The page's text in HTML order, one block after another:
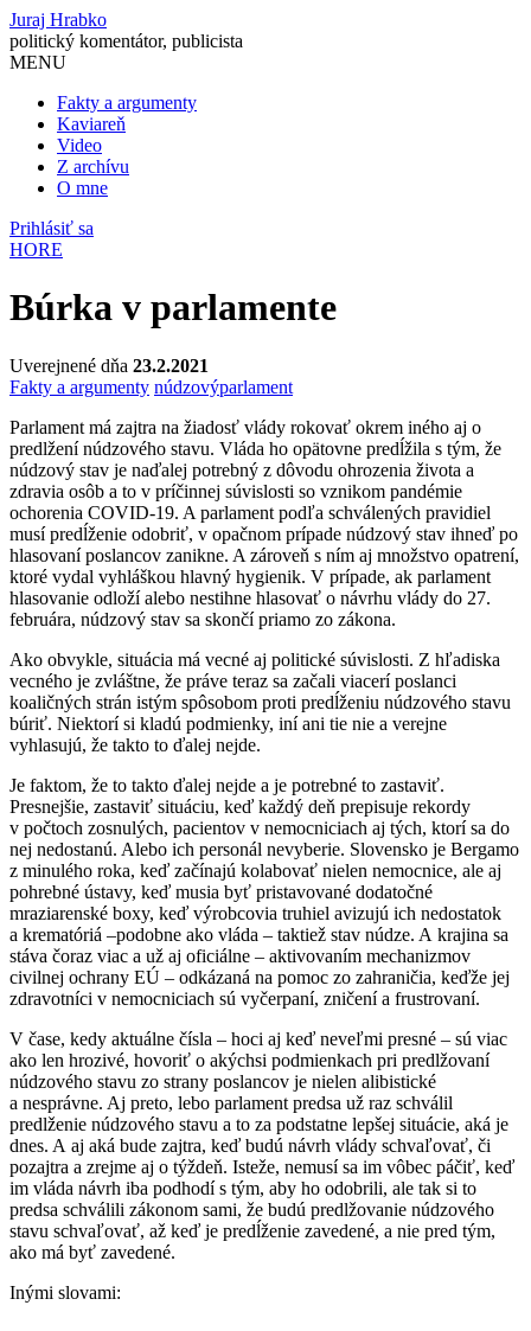
Juraj Hrabko
politický komentátor, publicista
MENU
Fakty a argumenty
Kaviareň
Video
Z archívu
O mne
Prihlásiť sa
HORE
Búrka v parlamente
Uverejnené dňa 23.2.2021
Fakty a argumenty núdzovýparlament
Parlament má zajtra na žiadosť vlády rokovať okrem iného aj o
predlžení núdzového stavu. Vláda ho opätovne predĺžila s tým, že
núdzový stav je naďalej potrebný z dôvodu ohrozenia života a
zdravia osôb a to v príčinnej súvislosti so vznikom pandémie
ochorenia COVID-19. A parlament podľa schválených pravidiel
musí predĺženie odobriť, v opačnom prípade núdzový stav ihneď po
hlasovaní poslancov zanikne. A zároveň s ním aj množstvo opatrení,
ktoré vydal vyhláškou hlavný hygienik. V prípade, ak parlament
hlasovanie odloží alebo nestihne hlasovať o návrhu vlády do 27.
februára, núdzový stav sa skončí priamo zo zákona.
Ako obvykle, situácia má vecné aj politické súvislosti. Z hľadiska
vecného je zvláštne, že práve teraz sa začali viacerí poslanci
koaličných strán istým spôsobom proti predĺženiu núdzového stavu
búriť. Niektorí si kladú podmienky, iní ani tie nie a verejne
vyhlasujú, že takto to ďalej nejde.
Je faktom, že to takto ďalej nejde a je potrebné to zastaviť.
Presnejšie, zastaviť situáciu, keď každý deň prepisuje rekordy
v počtoch zosnulých, pacientov v nemocniciach aj tých, ktorí sa do
nej nedostanú. Alebo ich personál nevyberie. Slovensko je Bergamo
z minulého roka, keď začínajú kolabovať nielen nemocnice, ale aj
pohrebné ústavy, keď musia byť pristavované dodatočné
mraziarenské boxy, keď výrobcovia truhiel avizujú ich nedostatok
a krematóriá –podobne ako vláda – taktiež stav núdze. A krajina sa
stáva čoraz viac a už aj oficiálne – aktivovaním mechanizmov
civilnej ochrany EÚ – odkázaná na pomoc zo zahraničia, keďže jej
zdravotníci v nemocniciach sú vyčerpaní, zničení a frustrovaní.
V čase, kedy aktuálne čísla – hoci aj keď neveľmi presné – sú viac
ako len hrozivé, hovoriť o akýchsi podmienkach pri predlžovaní
núdzového stavu zo strany poslancov je nielen alibistické
a nesprávne. Aj preto, lebo parlament predsa už raz schválil
predlženie núdzového stavu a to za podstatne lepšej situácie, aká je
dnes. A aj aká bude zajtra, keď budú návrh vlády schvaľovať, či
pozajtra a zrejme aj o týždeň. Isteže, nemusí sa im vôbec páčiť, keď
im vláda návrh iba podhodí s tým, aby ho odobrili, ale tak si to
predsa schválili zákonom sami, že budú predlžovanie núdzového
stavu schvaľovať, až keď je predĺženie zavedené, a nie pred tým,
ako má byť zavedené.
Inými slovami: